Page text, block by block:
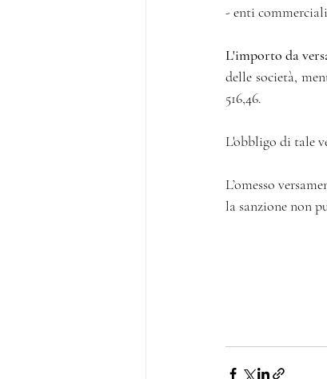
- enti
L'importo da
delle società,
516,46.
L'obbligo di tale
L’omesso
la sanzione non